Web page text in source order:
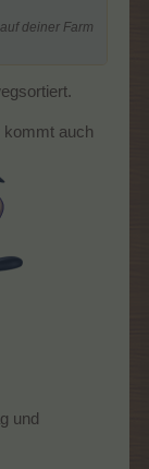
deiner Farm
kommt auch
und